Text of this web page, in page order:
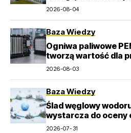
2026-08-04
Baza Wiedzy
Ogniwa paliwowe
tworzą wartość dla
2026-08-03
Baza Wiedzy
Ślad węglowy
wystarcza do oceny
2026-07-31